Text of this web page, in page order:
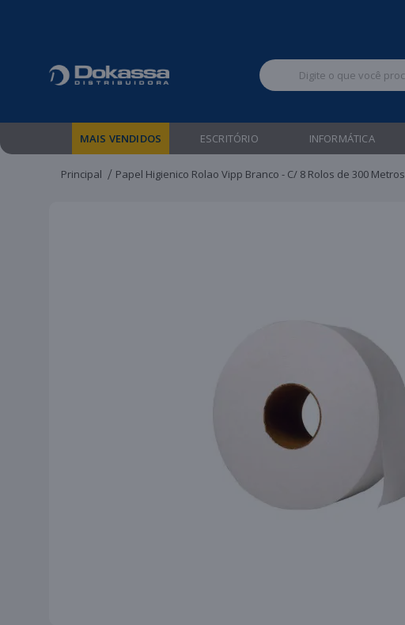
MAIS VENDIDOS ESCRITÓRIO INFORMÁTICA
Principal Papel Higienico Rolao Vipp Branco - C/ 8 Rolos de 300 Metros